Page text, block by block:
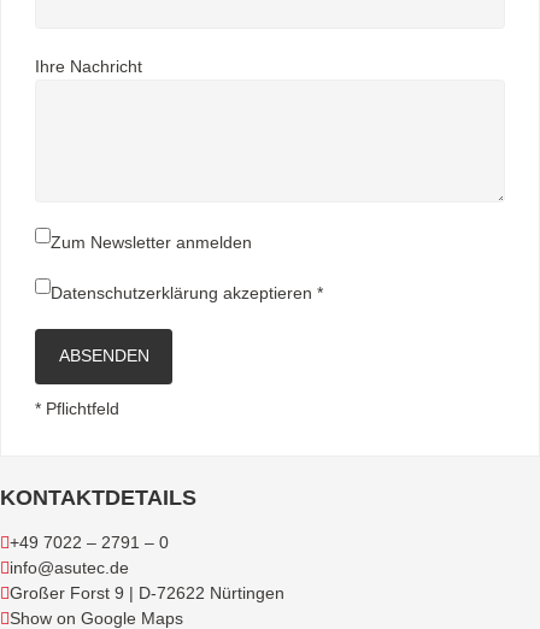
Ihre Nachricht
Zum Newsletter anmelden
Datenschutzerklärung akzeptieren *
ABSENDEN
* Pflichtfeld
KONTAKTDETAILS
+49 7022 – 2791 – 0
info@asutec.de
Großer Forst 9 | D-72622 Nürtingen
Show on Google Maps